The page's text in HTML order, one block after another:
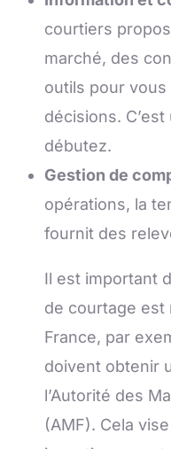
courtiers
marché, des
outils pour
décisions.
débutez.
Gestion de
opérations, la
fournit des
Il est important
de courtage est
France, par
doivent obtenir
l’Autorité des
(AMF). Cela